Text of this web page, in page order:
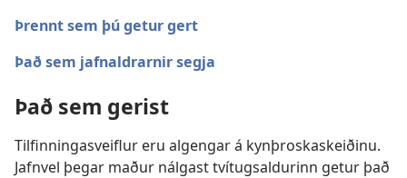
Þrennt sem þú getur gert
Það sem jafnaldrarnir segja
Það sem gerist
Tilfinningasveiflur eru algengar á kynþroskaskeiðinu.
Jafnvel þegar maður nálgast tvítugsaldurinn getur það